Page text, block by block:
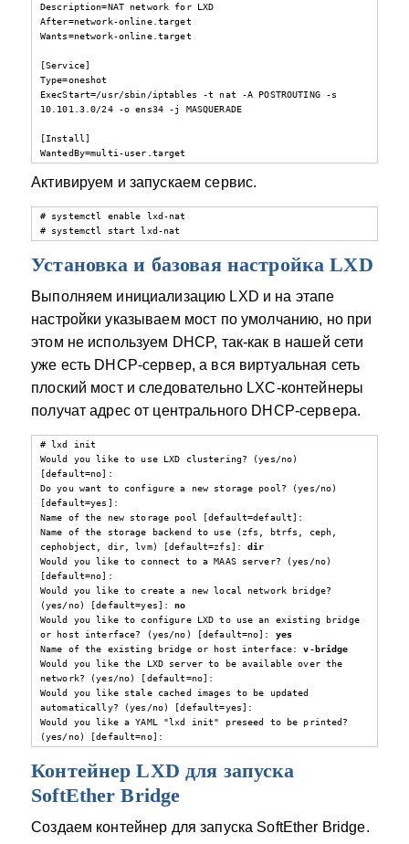
Description=NAT network for LXD
After=network-online.target
Wants=network-online.target
[Service]
Type=oneshot
ExecStart=/usr/sbin/iptables -t nat -A POSTROUTING -s
10.101.3.0/24 -o ens34 -j MASQUERADE
[Install]
WantedBy=multi-user.target
Активируем и запускаем сервис.
# systemctl enable lxd-nat
# systemctl start lxd-nat
Установка и базовая настройка LXD
Выполняем инициализацию LXD и на этапе
настройки указываем мост по умолчанию, но при
этом не используем DHCP, так-как в нашей сети
уже есть DHCP-сервер, а вся виртуальная сеть
плоский мост и следовательно LXC-контейнеры
получат адрес от центрального DHCP-сервера.
# lxd init
Would you like to use LXD clustering? (yes/no)
[default=no]:
Do you want to configure a new storage pool? (yes/no)
[default=yes]:
Name of the new storage pool [default=default]:
Name of the storage backend to use (zfs, btrfs, ceph,
cephobject, dir, lvm) [default=zfs]: dir
Would you like to connect to a MAAS server? (yes/no)
[default=no]:
Would you like to create a new local network bridge?
(yes/no) [default=yes]: no
Would you like to configure LXD to use an existing bridge
or host interface? (yes/no) [default=no]: yes
Name of the existing bridge or host interface: v-bridge
Would you like the LXD server to be available over the
network? (yes/no) [default=no]:
Would you like stale cached images to be updated
automatically? (yes/no) [default=yes]:
Would you like a YAML "lxd init" preseed to be printed?
(yes/no) [default=no]:
Контейнер LXD для запуска
SoftEther Bridge
Создаем контейнер для запуска SoftEther Bridge.